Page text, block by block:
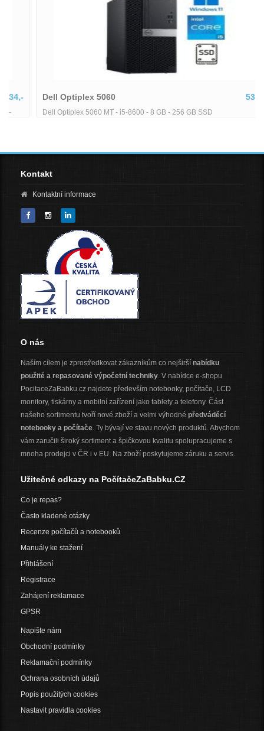
Dell Optiplex 5060
Dell Optiplex 5060 MT - i5-8600 - 8 GB - 256 GB SSD
Kontakt
Kontaktní informace
O nás
Naším cílem je zprostředkovat zákazníkům co nejširší nabídku
použité a repasované výpočetní techniky. V nabídce e-shopu
PocitaceZaBabku.cz najdete především notebooky, počítače, LCD
monitory, tiskárny a mobilní zařízení jako tablety a telefony. Část
našeho sortimentu tvoří nové zboží a velmi výhodné předváděcí
notebooky a počítače. Ty bývají ve stavu nových produktů. Abychom
vám zaručili široký sortiment a špičkovou kvalitu spolupracujeme s
mnoha prodejci v ČR i v EU. Na zboží poskytujeme záruku a servis.
Užitečné odkazy na PočítačeZaBabku.CZ
Co je repas?
Často kladené otázky
Recenze počítačů a notebooků
Manuály ke stažení
Přihlášení
Registrace
Zahájení reklamace
GPSR
Napište nám
Obchodní podmínky
Reklamační podmínky
Ochrana osobních údajů
Popis použitých cookies
Nastavit pravidla cookies